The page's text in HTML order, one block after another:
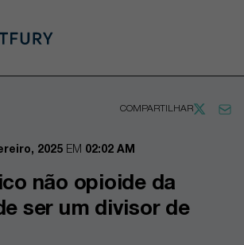
COMPARTILHAR
2025 EM 02:02 AM
não opioide da
ser um divisor de